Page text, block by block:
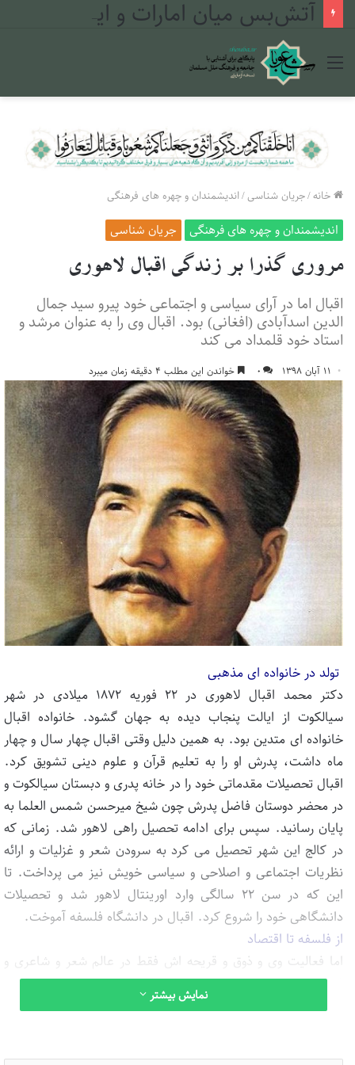
منو
خانه/جریان شناسی/اندیشمندان و چهره های فرهنگی
اندیشمندان و چهره های فرهنگی جریان شناسی
مروری گذرا بر زندگی اقبال لاهوری
اقبال اما در آرای سیاسی و اجتماعی خود پیرو سید جمال
الدین اسدآبادی (افغانی) بود. اقبال وی را به عنوان مرشد و
استاد خود قلمداد می کند
۱۱ آبان ۱۳۹۸ ۰ خواندن این مطلب ۴ دقیقه زمان میبرد
تولد در خانواده ای مذهبی
دکتر محمد اقبال لاهوری در ۲۲ فوریه ۱۸۷۲ میلادی در شهر
سیالکوت از ایالت پنجاب دیده به جهان گشود. خانواده اقبال
خانواده ای متدین بود. به همین دلیل وقتی اقبال چهار سال و چهار
ماه داشت، پدرش او را به تعلیم قرآن و علوم دینی تشویق کرد.
اقبال تحصیلات مقدماتی خود را در خانه پدری و دبستان سیالکوت و
در محضر دوستان فاضل پدرش چون شیخ میرحسن شمس العلما به
پایان رسانید. سپس برای ادامه تحصیل راهی لاهور شد. زمانی که
در کالج این شهر تحصیل می کرد به سرودن شعر و غزلیات و ارائه
نظریات اجتماعی و اصلاحی و سیاسی خویش نیز می پرداخت. تا
این که در سن ۲۲ سالگی وارد اورینتال لاهور شد و تحصیلات
دانشگاهی خود را شروع کرد. اقبال در دانشگاه فلسفه آموخت.
از فلسفه تا اقتصاد
اما فعالیت وی و ذوق و قریحه اش فقط در عالم شعر و شاعری و
فلسفه محدود نبود بلکه در عالم اقتصاد نیز حرفی برای گفتن
داشت، تا جائیکه در سال ۱۹۰۱ میلادی کتابی در همین زمینه به
نمایش بیشتر